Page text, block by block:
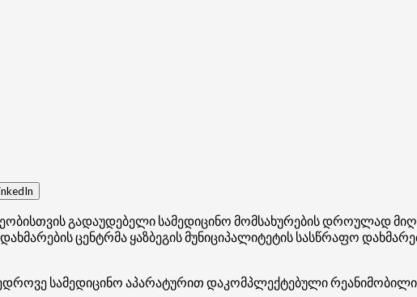
გადაუდებელი სამედიცინო მომსახურების დროულად
ცენტრმა ყაზბეგის მუნიციპალიტეტის სასწრაფო
სამედიცინო აპარატურით დაკომპლექტებული რეანიმობილით